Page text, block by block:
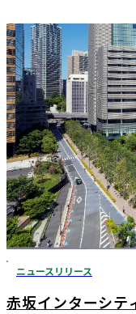
ニュースリリース
赤坂インターシ